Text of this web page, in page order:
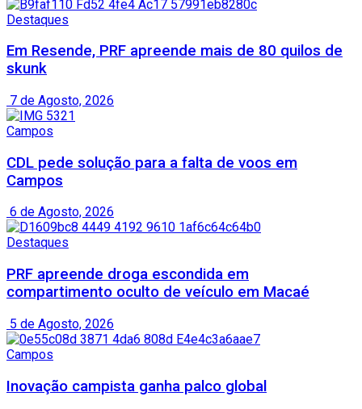
Destaques
Em Resende, PRF apreende mais de 80 quilos de
skunk
7 de Agosto, 2026
Campos
CDL pede solução para a falta de voos em
Campos
6 de Agosto, 2026
Destaques
PRF apreende droga escondida em
compartimento oculto de veículo em Macaé
5 de Agosto, 2026
Campos
Inovação campista ganha palco global